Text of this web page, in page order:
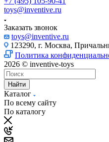
toys@inventive.ru
Заказать звонок
toys@inventive.ru
123290, г. Москва,
Политика
2026 © inventive-toys
Найти
Каталог
По всему сайту
По каталогу